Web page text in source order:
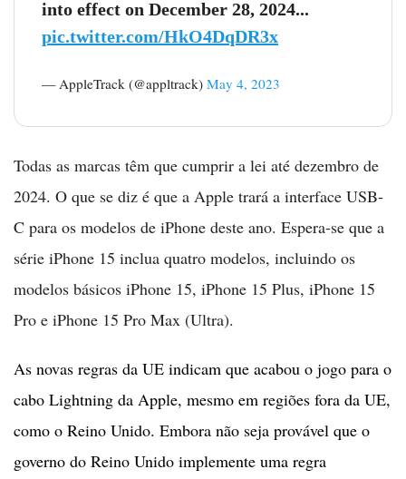
into effect on December 28, 2024...
pic.twitter.com/HkO4DqDR3x
— AppleTrack (@appltrack) May 4, 2023
Todas as marcas têm que cumprir a lei até dezembro de
2024. O que se diz é que a Apple trará a interface USB-
C para os modelos de iPhone deste ano. Espera-se que a
série iPhone 15 inclua quatro modelos, incluindo os
modelos básicos iPhone 15, iPhone 15 Plus, iPhone 15
Pro e iPhone 15 Pro Max (Ultra).
As novas regras da UE indicam que acabou o jogo para o
cabo Lightning da Apple, mesmo em regiões fora da UE,
como o Reino Unido. Embora não seja provável que o
governo do Reino Unido implemente uma regra